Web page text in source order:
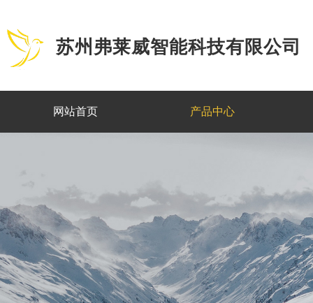
网站首页 产品中心
苏州弗莱威智能科技有限公司